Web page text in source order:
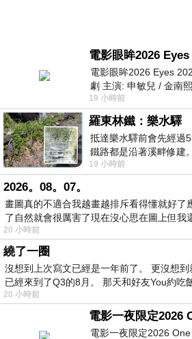
電影眼眸2026
電影眼眸2026 Eyes
劇 主演: 申敏兒 / 金南
眸2026描述攝影師徐珍
19 小時前
羅東林鐵：樂水驛
抵達樂水驛前會先經過
鐵路都是沿著溪畔修建
但因與臺鐵集集線車站
19 小時前
2026。08。07。
畫圖真的不適合我越畫越排斥看得懂就好了
了自然就會很厲害了現在沒心思在圖上但
20 小時前
繞了一圈
沒想到上次寫文已經是一年前了。 更沒想
已經來到了Q3的8月。 那天和好友You約吃
20 小時前
電影一夜限定2026